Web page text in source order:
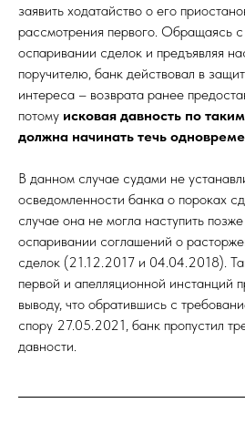
заявить ходатайство о его
рассмотрения первого. Обращаясь
оспаривании сделок и предъявляя
поручителю, банк действовал в
интереса – возврата ранее
потому исковая давность по
должна начинать течь
В данном случае судами не
осведомленности банка о пороках
случае она не могла наступить
оспаривании соглашений о
сделок (21.12.2017 и 04.04.2018).
первой и апелляционной инстанций
выводу, что обратившись с
спору 27.05.2021, банк пропустил
давности.